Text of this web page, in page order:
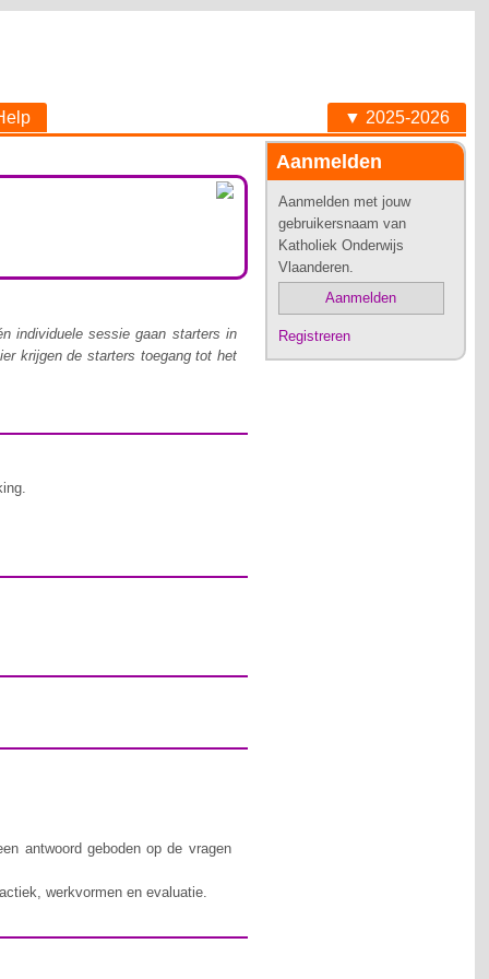
▼ 2025-2026
Aanmelden
Aanmelden met jouw
gebruikersnaam van
Katholiek Onderwijs
Vlaanderen.
Aanmelden
Registreren
individuele sessie gaan starters in
krijgen de starters toegang tot het
antwoord geboden op de vragen
werkvormen en evaluatie.